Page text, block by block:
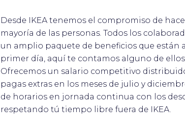
Desde IKEA tenemos el compromiso de
mayoría de las personas. Todos los
un amplio paquete de beneficios que están
primer día, aquí te contamos alguno de
Ofrecemos un salario competitivo
pagas extras en los meses de julio y
de horarios en jornada continua con los
respetando tú tiempo libre fuera de IKEA.